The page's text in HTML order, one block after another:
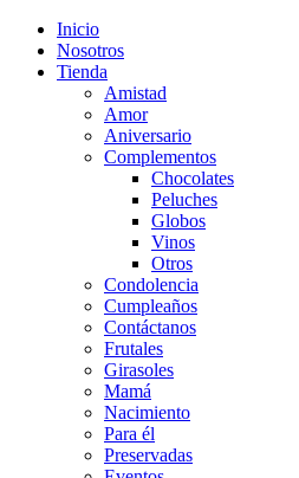
Inicio
Nosotros
Tienda
Amistad
Amor
Aniversario
Complementos
Chocolates
Peluches
Globos
Vinos
Otros
Condolencia
Cumpleaños
Contáctanos
Frutales
Girasoles
Mamá
Nacimiento
Para él
Preservadas